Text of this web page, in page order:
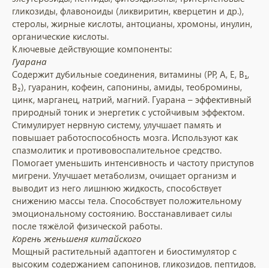
гликозиды, флавоноиды (ликвиритин, кверцетин и др.),
стеролы, жирные кислоты, антоцианы, хромоны, инулин,
органические кислоты.
Ключевые действующие компоненты:
Гуарана
Содержит дубильные соединения, витамины (PP, A, E, B₁,
B₂), гуаранин, кофеин, сапонины, амиды, теобромины,
цинк, марганец, натрий, магний. Гуарана – эффективный
природный тоник и энергетик с устойчивым эффектом.
Стимулирует нервную систему, улучшает память и
повышает работоспособность мозга. Используют как
спазмолитик и противовоспалительное средство.
Помогает уменьшить интенсивность и частоту приступов
мигрени. Улучшает метаболизм, очищает организм и
выводит из него лишнюю жидкость, способствует
снижению массы тела. Способствует положительному
эмоциональному состоянию. Восстанавливает силы
после тяжёлой физической работы.
Корень женьшеня китайского
Мощный растительный адаптоген и биостимулятор с
высоким содержанием сапонинов, гликозидов, пептидов,